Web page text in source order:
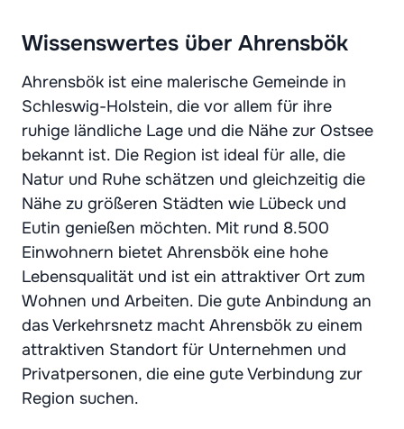
Wissenswertes über Ahrensbök
Ahrensbök ist eine malerische Gemeinde in
Schleswig-Holstein, die vor allem für ihre
ruhige ländliche Lage und die Nähe zur Ostsee
bekannt ist. Die Region ist ideal für alle, die
Natur und Ruhe schätzen und gleichzeitig die
Nähe zu größeren Städten wie Lübeck und
Eutin genießen möchten. Mit rund 8.500
Einwohnern bietet Ahrensbök eine hohe
Lebensqualität und ist ein attraktiver Ort zum
Wohnen und Arbeiten. Die gute Anbindung an
das Verkehrsnetz macht Ahrensbök zu einem
attraktiven Standort für Unternehmen und
Privatpersonen, die eine gute Verbindung zur
Region suchen.